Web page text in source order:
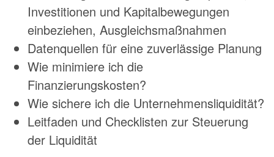
Investitionen und Kapitalbewegungen
einbeziehen, Ausgleichsmaßnahmen
Datenquellen für eine zuverlässige Planung
Wie minimiere ich die
Finanzierungskosten?
Wie sichere ich die Unternehmensliquidität?
Leitfaden und Checklisten zur Steuerung
der Liquidität